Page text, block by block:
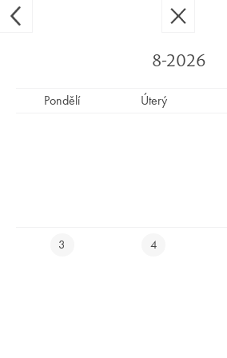
Ypsilon Golf Resort Liberec
8-2026
Pondělí Úterý
3 4